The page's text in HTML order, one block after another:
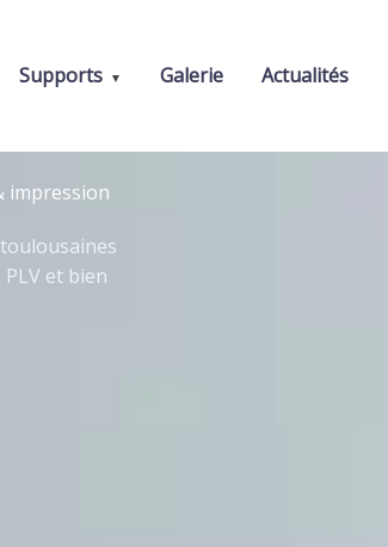
Supports Galerie Actualités
impression
et bien